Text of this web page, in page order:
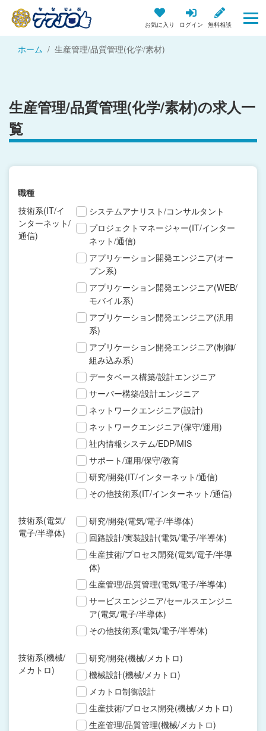
お気に入り ログイン 無料相談
ホーム 生産管理/品質管理(化学/素材)
生産管理/品質管理(化学/素材)の求人一
覧
職種
技術系(IT/イ
ンターネット/
通信)
システムアナリスト/コンサルタント
プロジェクトマネージャー(IT/インター
ネット/通信)
アプリケーション開発エンジニア(オー
プン系)
アプリケーション開発エンジニア(WEB/
モバイル系)
アプリケーション開発エンジニア(汎用
系)
アプリケーション開発エンジニア(制御/
組み込み系)
データベース構築/設計エンジニア
サーバー構築/設計エンジニア
ネットワークエンジニア(設計)
ネットワークエンジニア(保守/運用)
社内情報システム/EDP/MIS
サポート/運用/保守/教育
研究/開発(IT/インターネット/通信)
その他技術系(IT/インターネット/通信)
技術系(電気/
電子/半導体)
研究/開発(電気/電子/半導体)
回路設計/実装設計(電気/電子/半導体)
生産技術/プロセス開発(電気/電子/半導
体)
生産管理/品質管理(電気/電子/半導体)
サービスエンジニア/セールスエンジニ
ア(電気/電子/半導体)
その他技術系(電気/電子/半導体)
技術系(機械/
メカトロ)
研究/開発(機械/メカトロ)
機械設計(機械/メカトロ)
メカトロ制御設計
生産技術/プロセス開発(機械/メカトロ)
生産管理/品質管理(機械/メカトロ)